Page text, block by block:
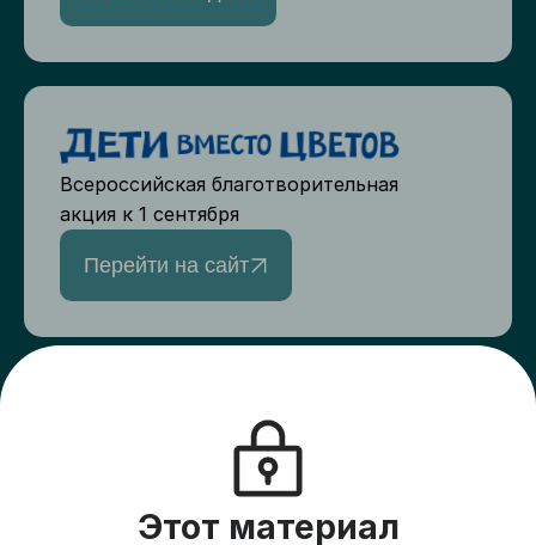
Этот материал
Всероссийская благотворительная
акция к 1 сентября
Перейти на сайт
Создайте сбор для друзей и подарите
пациентам хосписов жизнь на всю
оставшуюся жизнь